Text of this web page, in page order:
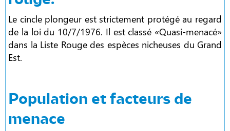
Le cincle plongeur est strictement protégé au regard
de la loi du 10/7/1976. Il est classé «Quasi-menacé»
dans la Liste Rouge des espèces nicheuses du Grand
Est.
Population et facteurs de
menace